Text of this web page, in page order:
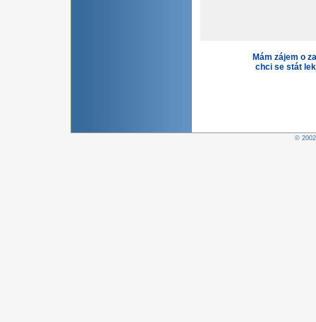
Mám zájem o
chci se stát
©